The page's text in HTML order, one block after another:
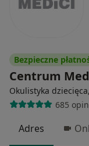
Bezpieczne
Centrum
Okulistyka
685
Adres